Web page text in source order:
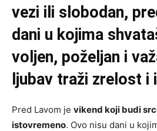
vezi ili slobodan,
dani u kojima
voljen, poželjan i
ljubav traži zrelost i
Pred Lavom je vikend koji budi
istovremeno. Ovo nisu dani u